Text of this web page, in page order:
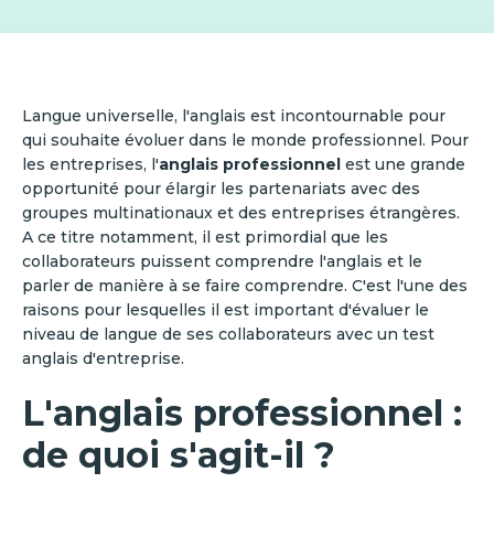
Langue universelle, l'anglais est incontournable pour
qui souhaite évoluer dans le monde professionnel. Pour
les entreprises, l'anglais professionnel est une grande
opportunité pour élargir les partenariats avec des
groupes multinationaux et des entreprises étrangères.
A ce titre notamment, il est primordial que les
collaborateurs puissent comprendre l'anglais et le
parler de manière à se faire comprendre. C'est l'une des
raisons pour lesquelles il est important d'évaluer le
niveau de langue de ses collaborateurs avec un test
anglais d'entreprise.
L'anglais professionnel :
de quoi s'agit-il ?